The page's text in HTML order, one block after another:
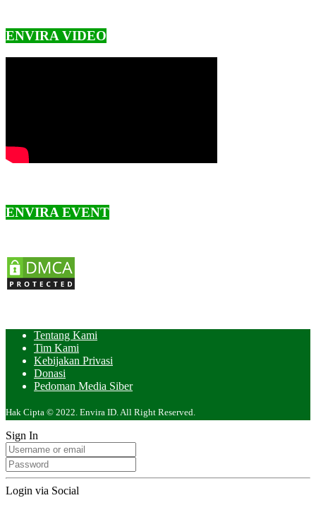
ENVIRA VIDEO
ENVIRA EVENT
Tentang Kami
Tim Kami
Kebijakan Privasi
Donasi
Pedoman Media Siber
Hak Cipta © 2022. Envira ID. All Right Reserved.
Sign In
Login via Social